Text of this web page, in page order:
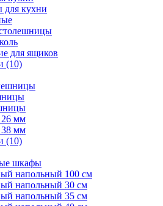
кухни
для ящиков
(10)
мм
мм
(10)
шкафы
напольный 100 см
напольный 30 см
напольный 35 см